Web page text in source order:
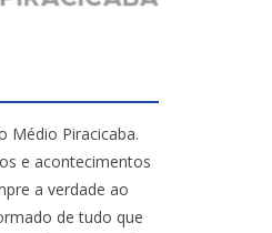
Médio Piracicaba.
e acontecimentos
a verdade ao
de tudo que